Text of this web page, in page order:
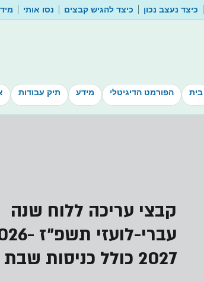
כיצד נעצב נכון כיצד להגיש קבצים נסו אותי
בית הפורמט הדיגיטלי מידע תיק עבודות
קבצי עריכה ללוח שנה
עברי-לועזי
2027 כולל כניסות שבת וחג